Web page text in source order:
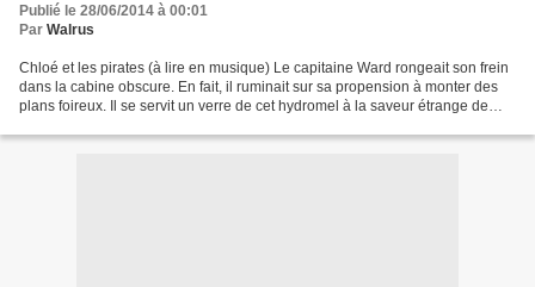
Publié le 28/06/2014 à 00:01
Par Walrus
Chloé et les pirates (à lire en musique) Le capitaine Ward rongeait son frein
dans la cabine obscure. En fait, il ruminait sur sa propension à monter des
plans foireux. Il se servit un verre de cet hydromel à la saveur étrange de